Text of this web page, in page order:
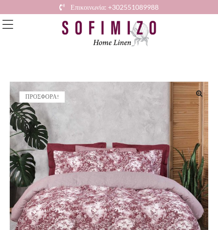
Επικοινωνία: +302551089988
ΠΡΟΣΦΟΡΆ!